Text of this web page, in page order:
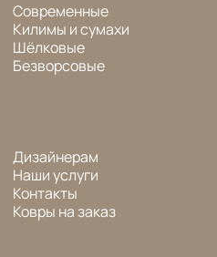
Современные
Килимы и сумахи
Шёлковые
Безворсовые
Дизайнерам
Наши услуги
Контакты
Ковры на заказ